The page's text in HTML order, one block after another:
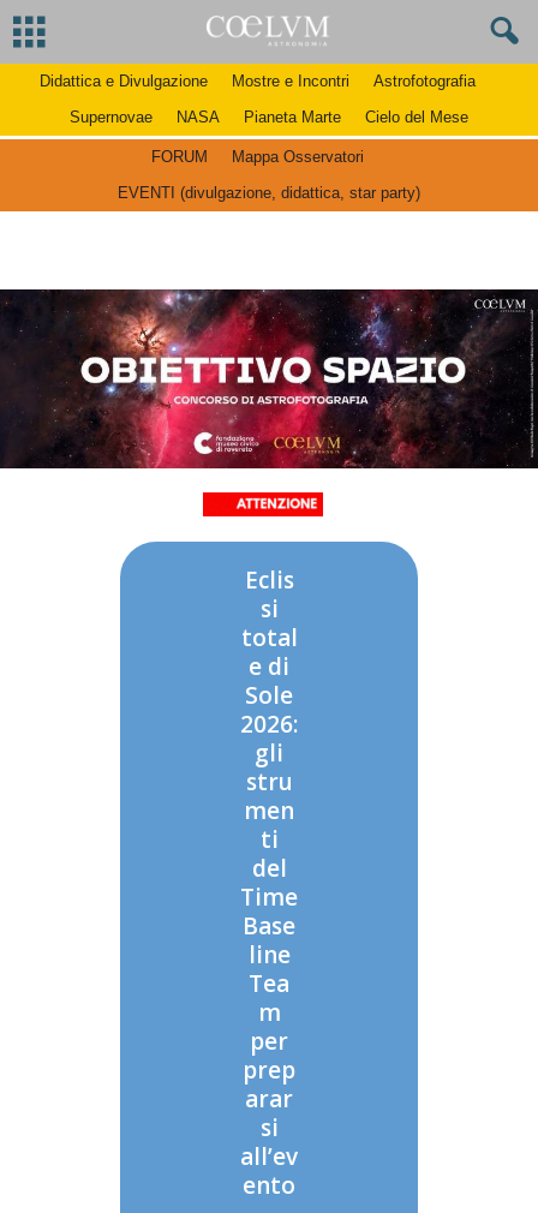
Didattica e Divulgazione Mostre e Incontri
Astrofotografia
Supernovae
NASA Pianeta Marte Cielo del Mese
FORUM
Mappa Osservatori
EVENTI (divulgazione, didattica, star party)
Eclis
si
total
e di
Sole
2026:
gli
stru
men
ti
del
Time
Base
line
Tea
m
per
prep
arar
si
all’ev
ento